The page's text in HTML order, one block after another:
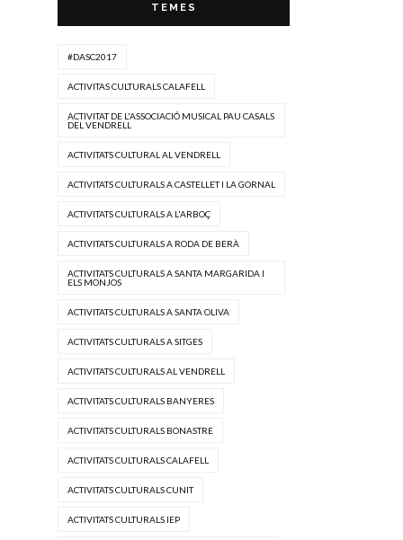
TEMES
#DASC2017
ACTIVITAS CULTURALS CALAFELL
ACTIVITAT DE L'ASSOCIACIÓ MUSICAL PAU CASALS
DEL VENDRELL
ACTIVITATS CULTURAL AL VENDRELL
ACTIVITATS CULTURALS A CASTELLET I LA GORNAL
ACTIVITATS CULTURALS A L'ARBOÇ
ACTIVITATS CULTURALS A RODA DE BERÀ
ACTIVITATS CULTURALS A SANTA MARGARIDA I
ELS MONJOS
ACTIVITATS CULTURALS A SANTA OLIVA
ACTIVITATS CULTURALS A SITGES
ACTIVITATS CULTURALS AL VENDRELL
ACTIVITATS CULTURALS BANYERES
ACTIVITATS CULTURALS BONASTRE
ACTIVITATS CULTURALS CALAFELL
ACTIVITATS CULTURALS CUNIT
ACTIVITATS CULTURALS IEP